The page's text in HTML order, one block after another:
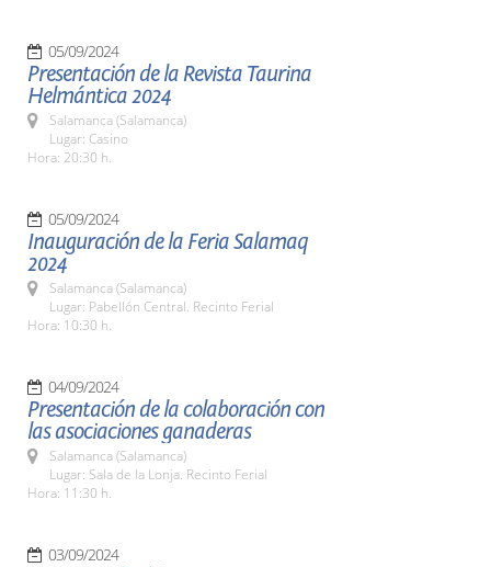
05/09/2024
Presentación de la Revista Taurina
Helmántica 2024
Salamanca (Salamanca)
Lugar: Casino
Hora: 20:30 h.
05/09/2024
Inauguración de la Feria Salamaq
2024
Salamanca (Salamanca)
Lugar: Pabellón Central. Recinto Ferial
Hora: 10:30 h.
04/09/2024
Presentación de la colaboración con
las asociaciones ganaderas
Salamanca (Salamanca)
Lugar: Sala de la Lonja. Recinto Ferial
Hora: 11:30 h.
03/09/2024